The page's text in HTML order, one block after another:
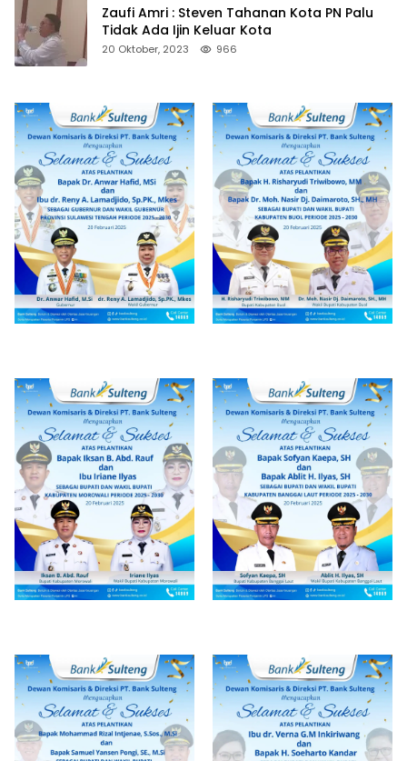
Zaufi Amri : Steven Tahanan Kota PN Palu
Tidak Ada Ijin Keluar Kota
20 Oktober, 2023 966